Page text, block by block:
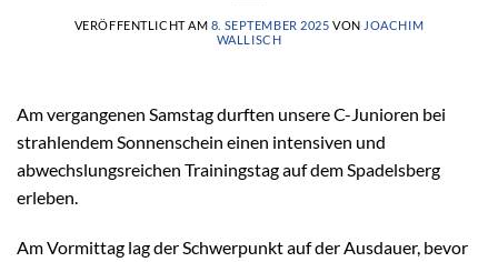
VERÖFFENTLICHT AM 8. SEPTEMBER 2025 VON JOACHIM
WALLISCH
Am vergangenen Samstag durften unsere C-Junioren bei
strahlendem Sonnenschein einen intensiven und
abwechslungsreichen Trainingstag auf dem Spadelsberg
erleben.
Am Vormittag lag der Schwerpunkt auf der Ausdauer, bevor